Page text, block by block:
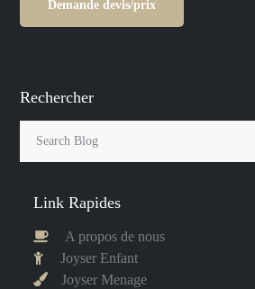
Demande devis/prix
Rechercher
Link Rapides
A propos de nous
Joyser Enfant
Joyser Menage